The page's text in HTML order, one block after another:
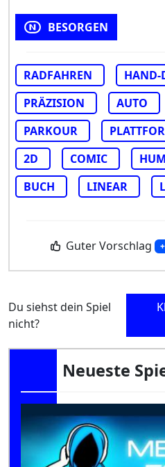
BESORGEN
RADFAHREN
HAND-
PRÄZISION
AUTO
PARKOUR
2D
COMIC
BUCH
LINEAR
Guter Vorschlag
Du siehst dein Spiel
nicht?
Neueste